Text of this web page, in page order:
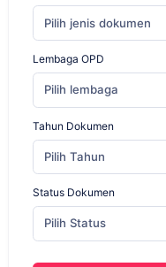
Pilih jenis dokumen
Lembaga OPD
Pilih lembaga
Tahun Dokumen
Pilih Tahun
Status Dokumen
Pilih Status